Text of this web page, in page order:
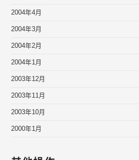
2004年4月
2004年3月
2004年2月
2004年1月
2003年12月
2003年11月
2003年10月
2000年1月